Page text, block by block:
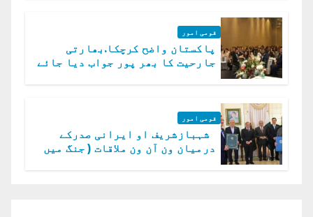
قومی امور
پاکستان واضح کرچکا.بھارتی
جارحیت کا بھر پور جواب دیا جائے
قومی امور
شہبازشریف او ایرانی صدرکے
درمیان ون آن ون ملاقات ( جنگ میں